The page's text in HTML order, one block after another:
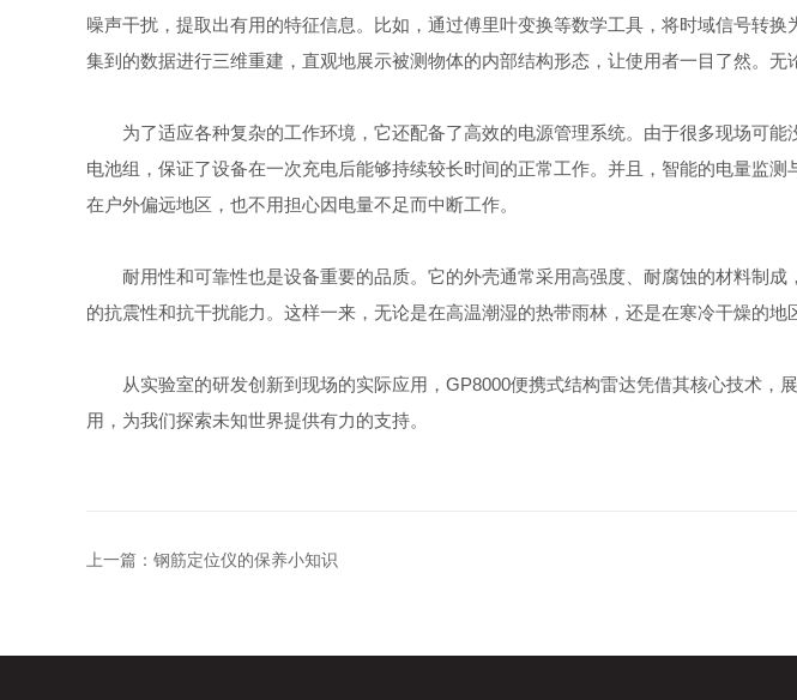
噪声干扰，提取出有用的特征信息。比如，通过傅里叶变换等数学工具，将时域信号转
集到的数据进行三维重建，直观地展示被测物体的内部结构形态，让使用者一目了然。
为了适应各种复杂的工作环境，它还配备了高效的电源管理系统。由于很多现场可能
电池组，保证了设备在一次充电后能够持续较长时间的正常工作。并且，智能的电量监
在户外偏远地区，也不用担心因电量不足而中断工作。
耐用性和可靠性也是设备重要的品质。它的外壳通常采用高强度、耐腐蚀的材料制成
的抗震性和抗干扰能力。这样一来，无论是在高温潮湿的热带雨林，还是在寒冷干燥的地
从实验室的研发创新到现场的实际应用，GP8000便携式结构雷达凭借其核心技术，
用，为我们探索未知世界提供有力的支持。
上一篇： 钢筋定位仪的保养小知识